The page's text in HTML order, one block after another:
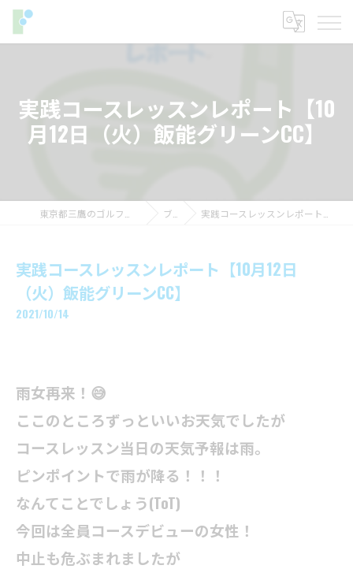
実践コースレッスンレポート【10
月12日（火）飯能グリーンCC】
ブログ 実践コースレッスンレポート【10月12日（火）飯能グリーンCC】
実践コースレッスンレポート【10月12日
（火）飯能グリーンCC】
2021/10/14
雨女再来！😅
ここのところずっといいお天気でしたが
コースレッスン当日の天気予報は雨。
ピンポイントで雨が降る！！！
なんてことでしょう(ToT)
今回は全員コースデビューの女性！
中止も危ぶまれましたが